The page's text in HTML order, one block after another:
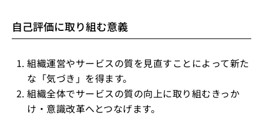
自己評価に取り組む意義
組織運営やサービスの質を見直すことによって新た
な「気づき」を得ます。
組織全体でサービスの質の向上に取り組むきっか
け・意識改革へとつなげます。